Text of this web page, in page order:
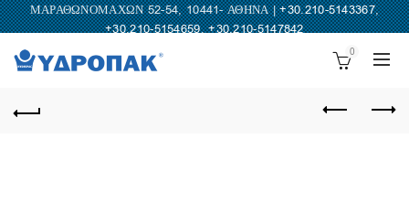
ΜΑΡΑΘΩΝΟΜΑΧΩΝ 52-54, 10441- ΑΘΗΝΑ |+30.210-5143367,
+30.210-5154659,+30.210-5147842
0